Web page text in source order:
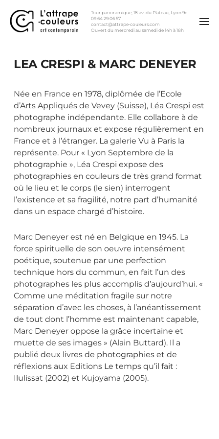
Tour panoramique, 18 av. du Plateau, Lyon 9e
09 64 29 06 57
contact@attrape-couleurs.com
Ouvert du mercredi au samedi de 14h à 18h
LEA CRESPI & MARC DENEYER
Née en France en 1978, diplômée de l’Ecole
d’Arts Appliqués de Vevey (Suisse), Léa Crespi est
photographe indépendante. Elle collabore à de
nombreux journaux et expose régulièrement en
France et à l’étranger. La galerie Vu à Paris la
représente. Pour « Lyon Septembre de la
photographie », Léa Crespi expose des
photographies en couleurs de très grand format
où le lieu et le corps (le sien) interrogent
l’existence et sa fragilité, notre part d’humanité
dans un espace chargé d’histoire.
Marc Deneyer est né en Belgique en 1945. La
force spirituelle de son oeuvre intensément
poétique, soutenue par une perfection
technique hors du commun, en fait l’un des
photographes les plus accomplis d’aujourd’hui. «
Comme une méditation fragile sur notre
séparation d’avec les choses, à l’anéantissement
de tout dont l’homme est maintenant capable,
Marc Deneyer oppose la grâce incertaine et
muette de ses images » (Alain Buttard). Il a
publié deux livres de photographies et de
réflexions aux Editions Le temps qu’il fait :
Ilulissat (2002) et Kujoyama (2005).